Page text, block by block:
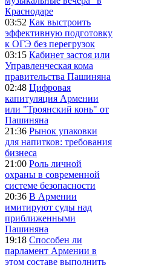
Краснодаре
03:52 Как выстроить
эффективную подготовку
к ОГЭ без перегрузок
03:15 Кабинет застоя или
Управленческая кома
правительства Пашиняна
02:48 Цифровая
капитуляция Армении
или "Троянский конь" от
Пашиняна
21:36 Рынок упаковки
для напитков: требования
бизнеса
21:00 Роль личной
охраны в современной
системе безопасности
20:36 В Армении
имитируют суды над
приближенными
Пашиняна
19:18 Способен ли
парламент Армении в
этом составе выполнить